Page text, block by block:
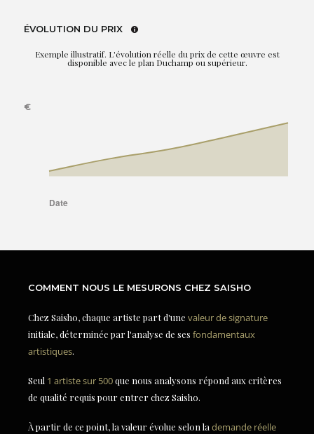
ÉVOLUTION DU PRIX
Exemple illustratif. L'évolution réelle du prix de cette œuvre est
disponible avec le plan Duchamp ou supérieur.
COMMENT NOUS LE MESURONS CHEZ SAISHO
Chez Saisho, chaque artiste part d'une valeur de signature
initiale, déterminée par l'analyse de ses fondamentaux
artistiques.
Seul 1 artiste sur 500que nous analysons répond aux critères
de qualité requis pour entrer chez Saisho.
À partir de ce point, la valeur évolue selon la demande réelle